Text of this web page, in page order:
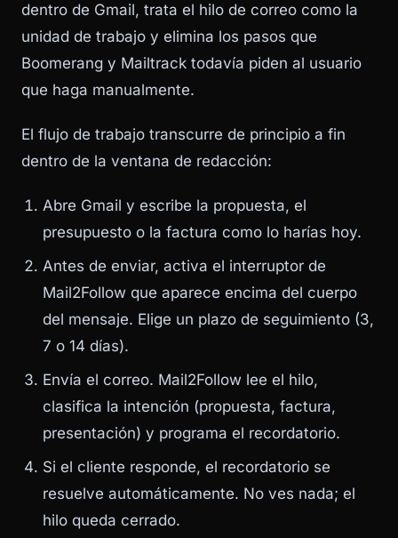
dentro de Gmail, trata el hilo de correo como la
unidad de trabajo y elimina los pasos que
Boomerang y Mailtrack todavía piden al usuario
que haga manualmente.
El flujo de trabajo transcurre de principio a fin
dentro de la ventana de redacción:
Abre Gmail y escribe la propuesta, el
presupuesto o la factura como lo harías hoy.
Antes de enviar, activa el interruptor de
Mail2Follow que aparece encima del cuerpo
del mensaje. Elige un plazo de seguimiento (3,
7 o 14 días).
Envía el correo. Mail2Follow lee el hilo,
clasifica la intención (propuesta, factura,
presentación) y programa el recordatorio.
Si el cliente responde, el recordatorio se
resuelve automáticamente. No ves nada; el
hilo queda cerrado.